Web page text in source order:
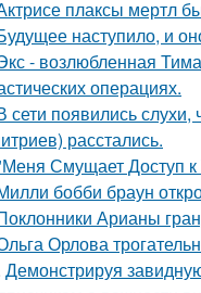
плаксы мертл
наступило, и
- возлюбленная
операциях.
сети появились
расстались.
Смущает Доступ к
бобби браун
Арианы
Орлова
Демонстрируя